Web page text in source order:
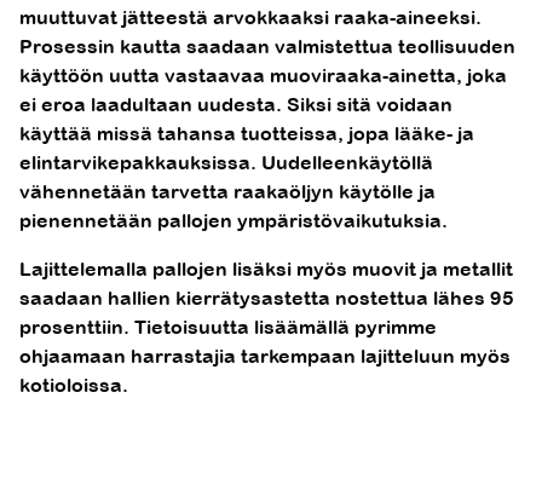
muuttuvat jätteestä arvokkaaksi raaka-aineeksi.
Prosessin kautta saadaan valmistettua teollisuuden
käyttöön uutta vastaavaa muoviraaka-ainetta, joka
ei eroa laadultaan uudesta. Siksi sitä voidaan
käyttää missä tahansa tuotteissa, jopa lääke- ja
elintarvikepakkauksissa. Uudelleenkäytöllä
vähennetään tarvetta raakaöljyn käytölle ja
pienennetään pallojen ympäristövaikutuksia.
Lajittelemalla pallojen lisäksi myös muovit ja metallit
saadaan hallien kierrätysastetta nostettua lähes 95
prosenttiin. Tietoisuutta lisäämällä pyrimme
ohjaamaan harrastajia tarkempaan lajitteluun myös
kotioloissa.